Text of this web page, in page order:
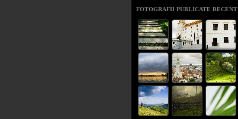
FOTOGRAFII PUBLICATE RECENT